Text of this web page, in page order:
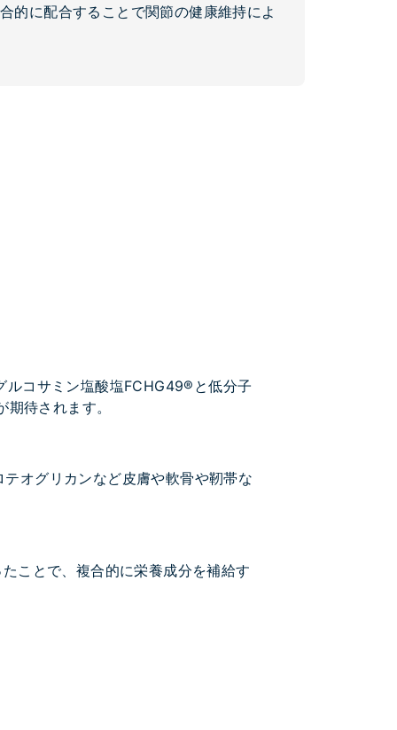
的に配合することで関節の健康維持によ
ルコサミン塩酸塩FCHG49®と低分子
待されます。
オグリカンなど皮膚や軟骨や靭帯な
ことで、複合的に栄養成分を補給す